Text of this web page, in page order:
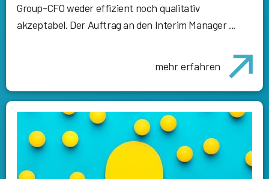
Group-CFO weder effizient noch qualitativ
akzeptabel. Der Auftrag an den Interim Manager ...
mehr erfahren